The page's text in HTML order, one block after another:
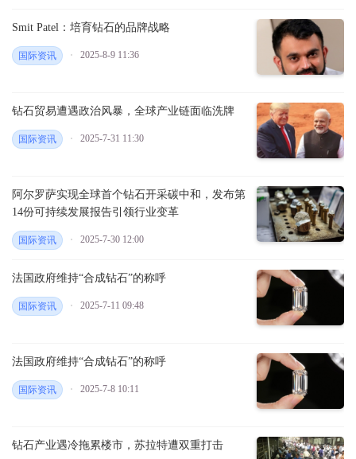
Smit Patel：培育钻石的品牌战略
国际资讯 2025-8-9 11:36
钻石贸易遭遇政治风暴，全球产业链面临洗牌
国际资讯 2025-7-31 11:30
阿尔罗萨实现全球首个钻石开采碳中和，发布第
14份可持续发展报告引领行业变革
国际资讯 2025-7-30 12:00
法国政府维持“合成钻石”的称呼
国际资讯 2025-7-11 09:48
法国政府维持“合成钻石”的称呼
国际资讯 2025-7-8 10:11
钻石产业遇冷拖累楼市，苏拉特遭双重打击